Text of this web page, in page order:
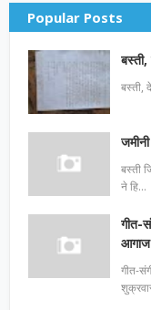
Popular Posts
बस्ती,
बस्ती,
बस्ती
ने हि…
गीत-
आगाज
गीत-